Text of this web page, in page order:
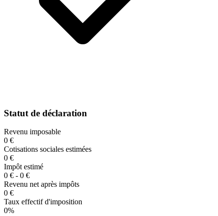
Statut de déclaration
Revenu imposable
0 €
Cotisations sociales estimées
0 €
Impôt estimé
0 € - 0 €
Revenu net après impôts
0 €
Taux effectif d'imposition
0%